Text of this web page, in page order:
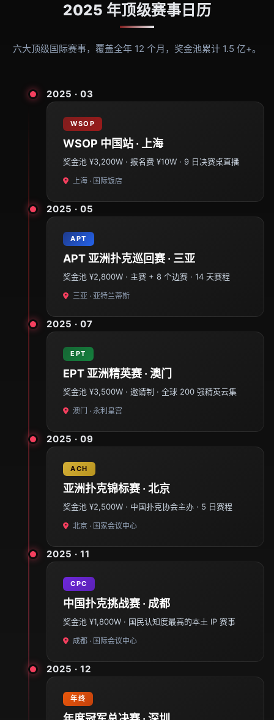
2025 年顶级赛事日历
六大顶级国际赛事，覆盖全年 12 个月，奖金池累计 1.5 亿+。
2025 · 03
WSOP
WSOP 中国站 · 上海
奖金池 ¥3,200W · 报名费 ¥10W · 9 日决赛桌直播
上海 · 国际饭店
2025 · 05
APT
APT 亚洲扑克巡回赛 · 三亚
奖金池 ¥2,800W · 主赛 + 8 个边赛 · 14 天赛程
三亚 · 亚特兰蒂斯
2025 · 07
EPT
EPT 亚洲精英赛 · 澳门
奖金池 ¥3,500W · 邀请制 · 全球 200 强精英云集
澳门 · 永利皇宫
2025 · 09
ACH
亚洲扑克锦标赛 · 北京
奖金池 ¥2,500W · 中国扑克协会主办 · 5 日赛程
北京 · 国家会议中心
2025 · 11
CPC
中国扑克挑战赛 · 成都
奖金池 ¥1,800W · 国民认知度最高的本土 IP 赛事
成都 · 国际会议中心
2025 · 12
年终